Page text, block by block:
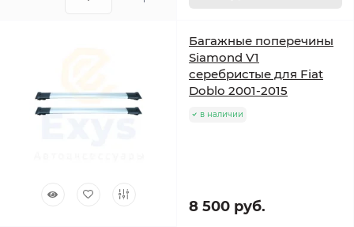
Багажные поперечины
Siamond V1
серебристые для Fiat
Doblo 2001-2015
в наличии
8 500 руб.